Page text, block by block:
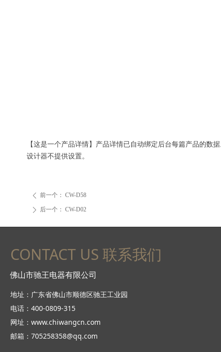
ꄴ 前一个： CW-D58
ꄲ 后一个： CW-D02
【这是一个产品详情】产品详情已自动绑定后台每篇产品的数
设计器不提供设置。
CONTACT US 联系我们
地址：广东省佛山市顺德区驰王工业园
电话：400-0809-315
网址：www.chiwangcn.com
邮箱：705258358@qq.com
佛山市驰王电器有限公司